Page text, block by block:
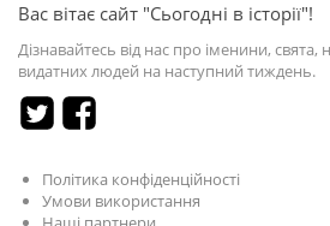
Вас вітає сайт "Сьогодні в історії"!
Дізнавайтесь від нас про іменини, свята,
видатних людей на наступний тиждень.
Політика конфіденційності
Умови використання